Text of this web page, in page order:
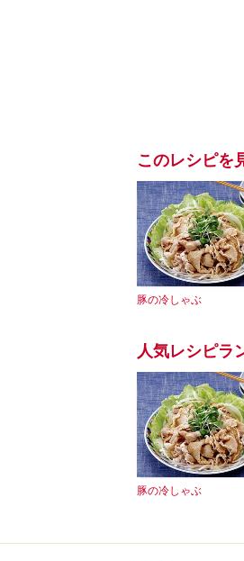
このレシピを
豚の冷しゃぶ
人気レシピラ
豚の冷しゃぶ